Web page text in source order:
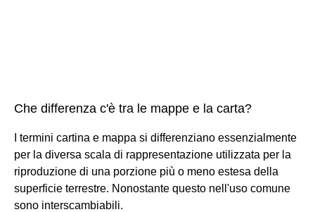
Che differenza c'è tra le mappe e la carta?
I termini cartina e mappa si differenziano essenzialmente
per la diversa scala di rappresentazione utilizzata per la
riproduzione di una porzione più o meno estesa della
superficie terrestre. Nonostante questo nell'uso comune
sono interscambiabili.